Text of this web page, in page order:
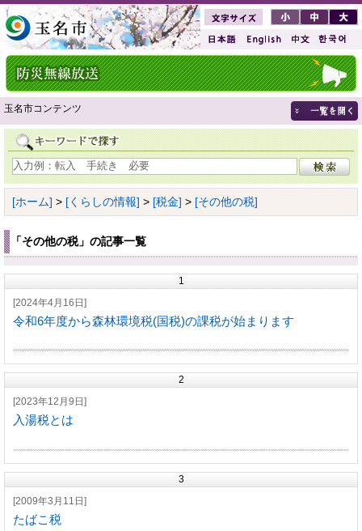
玉名市コンテンツ
[ホーム] > [くらしの情報] > [税金] > [その他の税]
「その他の税」の記事一覧
1
[2024年4月16日]
令和6年度から森林環境税(国税)の課税が始まります
2
[2023年12月9日]
入湯税とは
3
[2009年3月11日]
たばこ税